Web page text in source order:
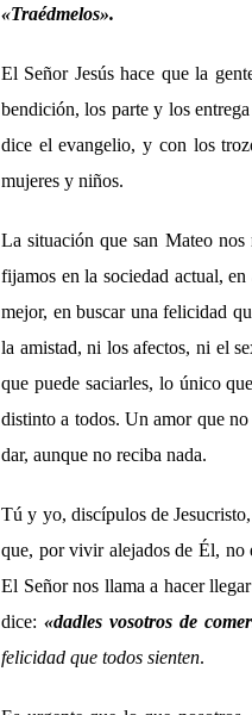
«Traédmelos».
El Señor Jesús hace que la
bendición, los parte y los
dice el evangelio, y con los
mujeres y niños.
La situación que san Mateo
fijamos en la sociedad actual,
mejor, en buscar una felicidad
la amistad, ni los afectos, ni el
que puede saciarles, lo único
distinto a todos. Un amor que
dar, aunque no reciba nada.
Tú y yo, discípulos de
que, por vivir alejados de Él, no
El Señor nos llama a hacer
dice: «dadles vosotros de
felicidad que todos sienten.